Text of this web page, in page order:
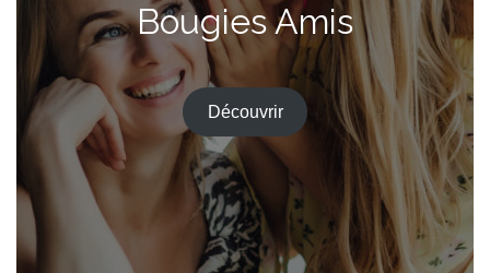
Bougies Amis
Découvrir